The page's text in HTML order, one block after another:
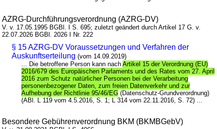
AZRG-Durchführungsverordnung (AZRG-DV)
V. v. 17.05.1995 BGBl. I S. 695; zuletzt geändert durch Artikel 17 G. v.
22.07.2026 BGBl. 2026 I Nr. 222
§ 15 AZRG-DV Voraussetzungen und Verfahren der
Auskunftserteilung (vom 14.09.2019)
... Die betroffene Person kann nachArtikel 15 der Verordnung (EU)
2016/679 des Europäischen Parlaments und des Rates vom 27. April
2016 zum Schutz natürlicher Personen bei der Verarbeitung
personenbezogener Daten, zum freien Datenverkehr und zur
Aufhebung der Richtlinie 95/46/EG (Datenschutz-Grundverordnung)
(ABl. L 119 vom 4.5.2016, S. 1; L 314 vom 22.11.2016, S. 72) ...
Besondere Gebührenverordnung BKM (BKMBGebV)